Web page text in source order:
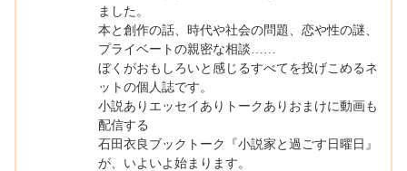
ました。
本と創作の話、時代や社会の問題、恋や性の謎、
プライベートの親密な相談……
ぼくがおもしろいと感じるすべてを投げこめるネ
ットの個人誌です。
小説ありエッセイありトークありおまけに動画も
配信する
石田衣良ブックトーク『小説家と過ごす日曜日』
が、いよいよ始まります。